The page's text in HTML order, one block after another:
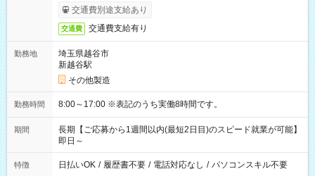
交通費別途支給あり
交通費 交通費支給有り
勤務地
埼玉県越谷市
新越谷駅
その他製造
勤務時間 8:00～17:00 ※表記のうち実働8時間です。
期間
長期【ご応募から1週間以内(最短2日目)のスピード就業が可能】
即日～
特徴 日払いOK / 履歴書不要 / 電話対応なし / パソコンスキル不要